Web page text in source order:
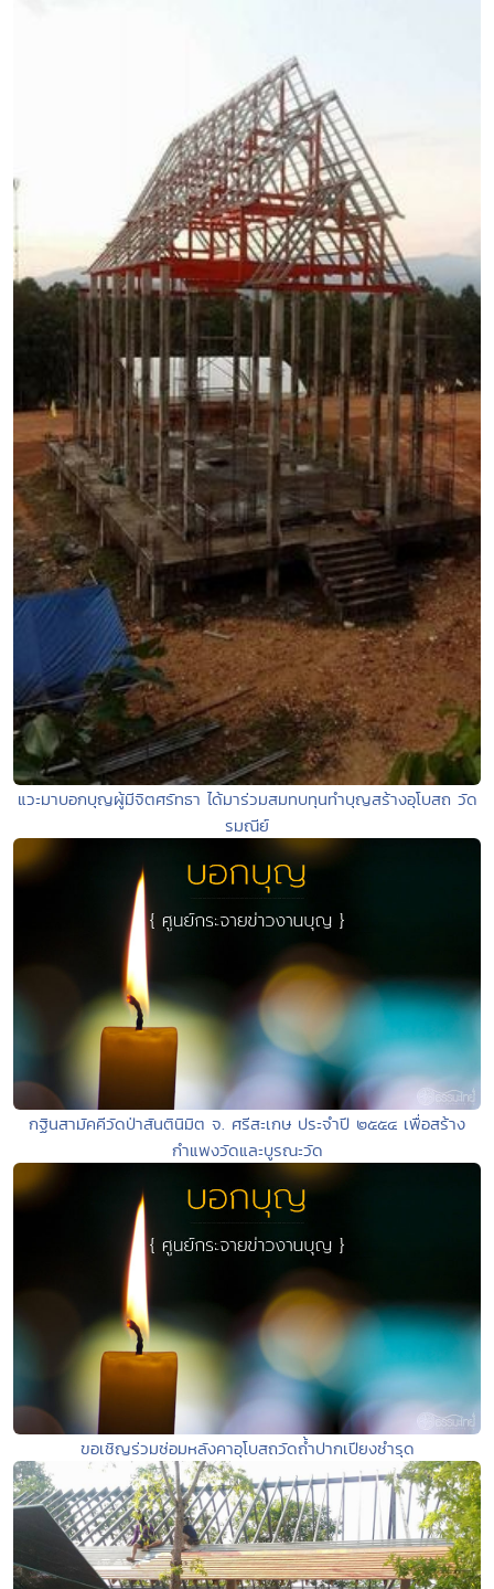
แวะมาบอกบุญผู้มีจิตศรัทธา ได้มาร่วมสมทบทุนทำบุญสร้างอุโบสถ วัด
รมณีย์
กฐินสามัคคีวัดป่าสันตินิมิต จ. ศรีสะเกษ ประจำปี ๒๕๕๔ เพื่อสร้าง
กำแพงวัดและบูรณะวัด
ขอเชิญร่วมซ่อมหลังคาอุโบสถวัดถ้ำปากเปียงชำรุด